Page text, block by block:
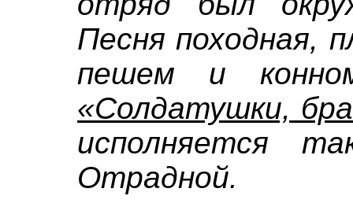
Песня походная,
пешем и
«Солдатушки,
исполняется
Отрадной.